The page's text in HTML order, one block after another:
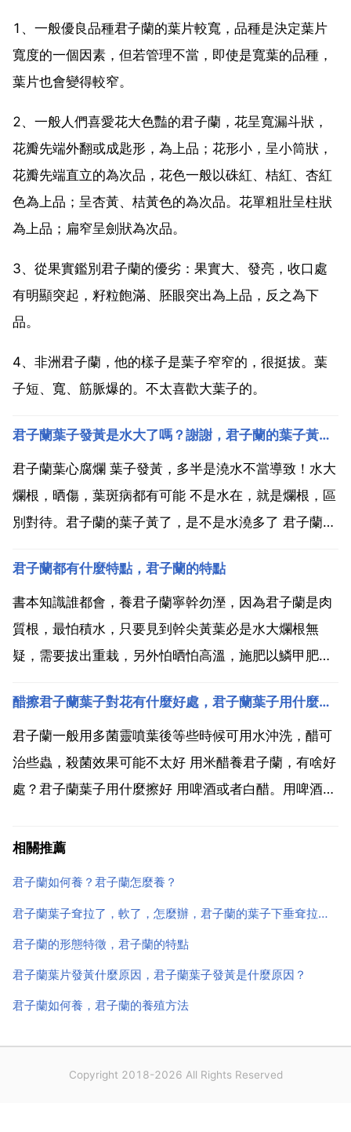
1、一般優良品種君子蘭的葉片較寬，品種是決定葉片
寬度的一個因素，但若管理不當，即使是寬葉的品種，
葉片也會變得較窄。
2、一般人們喜愛花大色豔的君子蘭，花呈寬漏斗狀，
花瓣先端外翻或成匙形，為上品；花形小，呈小筒狀，
花瓣先端直立的為次品，花色一般以硃紅、桔紅、杏紅
色為上品；呈杏黃、桔黃色的為次品。花單粗壯呈柱狀
為上品；扁窄呈劍狀為次品。
3、從果實鑑別君子蘭的優劣：果實大、發亮，收口處
有明顯突起，籽粒飽滿、胚眼突出為上品，反之為下
品。
4、非洲君子蘭，他的樣子是葉子窄窄的，很挺拔。葉
子短、寬、筋脈爆的。不太喜歡大葉子的。
君子蘭葉子發黃是水大了嗎？謝謝，君子蘭的葉子黃了，是不是水澆多了
君子蘭葉心腐爛 葉子發黃，多半是澆水不當導致！水大
爛根，晒傷，葉斑病都有可能 不是水在，就是爛根，區
別對待。君子蘭的葉子黃了，是不是水澆多了 君子蘭葉
要看葉子怎麼黃的，下面1 2個葉黃有時是正常脫落 應
該多晒太陽就好了！君子蘭葉子黃是怎麼回事？君子
蘭...
君子蘭都有什麼特點，君子蘭的特點
書本知識誰都會，養君子蘭寧幹勿溼，因為君子蘭是肉
質根，最怕積水，只要見到幹尖黃葉必是水大爛根無
疑，需要拔出重栽，另外怕晒怕高溫，施肥以鱗甲肥料
點 君子蘭的特點如下 1.君子蘭根肉質纖維狀，為乳白
色，十分粗壯。根系粗大，很有肉質感。君子蘭莖基部
宿存的葉...
醋擦君子蘭葉子對花有什麼好處，君子蘭葉子用什麼擦好
君子蘭一般用多菌靈噴葉後等些時候可用水沖洗，醋可
治些蟲，殺菌效果可能不太好 用米醋養君子蘭，有啥好
處？君子蘭葉子用什麼擦好 用啤酒或者白醋。用啤酒擦
片氣孔的塵垢清除.使葉片呼吸暢順並起到殺菌作用 啤
相關推薦
君子蘭如何養？君子蘭怎麼養？
君子蘭葉子耷拉了，軟了，怎麼辦，君子蘭的葉子下垂耷拉下來是怎麼回事？
君子蘭的形態特徵，君子蘭的特點
君子蘭葉片發黃什麼原因，君子蘭葉子發黃是什麼原因？
君子蘭如何養，君子蘭的養殖方法
Copyright 2018-2026 All Rights Reserved